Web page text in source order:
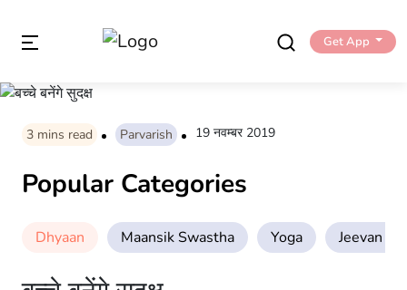
Get App
3 mins read Parvarish 19 नवम्बर 2019
Popular Categories
Dhyaan Maansik Swastha Yoga Jeevan